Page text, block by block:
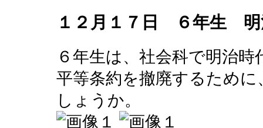
１２月１７日 ６年生 明
６年生は、社会科で明治
平等条約を撤廃するため
しょうか。